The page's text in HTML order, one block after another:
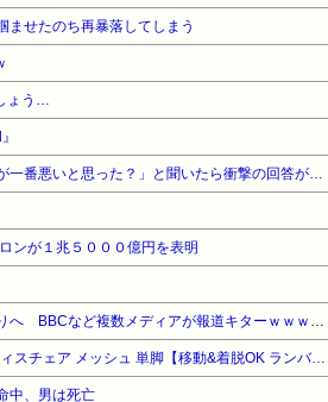
ませたのち再暴落してしまう
ょう…
一番悪いと思った？」と聞いたら衝撃の回答が…
ンが１兆５０００億円を表明
【正式】冨安健洋 プレミアリーグ・クリスタルパレス入りへ BBCなど複数メディアが報道キターｗｗｗｗｗｗｗｗ
【暮らし応援サマーSale】【5%OFF！】 タンスのゲン オフィスチェア メッシュ 単脚【移動&着脱OK ランバーサポート付き】樹脂タイプ 脚フレーム メッシュ 31500052(99868)
中、男は死亡